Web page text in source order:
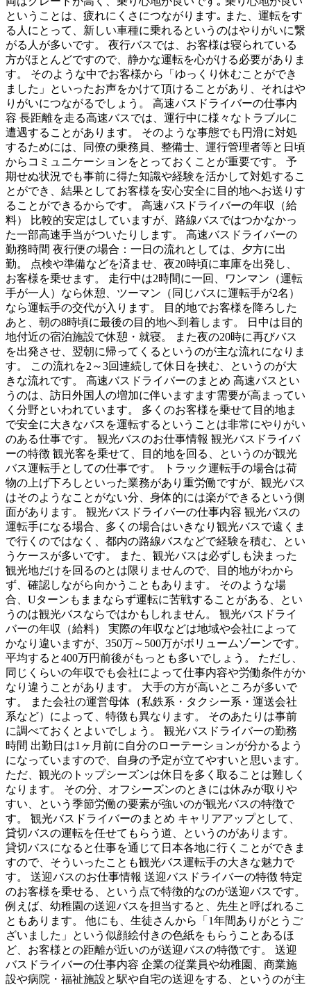
ということは、疲れにくさにつながります｡ また、運転をす
る人にとって、新しい車種に乗れるというのはやりがいに繋
がる人が多いです。 夜行バスでは、お客様は寝られている
方がほとんどですので、静かな運転を心がける必要がありま
す。 そのような中でお客様から「ゆっくり休むことができ
ました」といったお声をかけて頂けることがあり、それはや
りがいにつながるでしょう。 高速バスドライバーの仕事内
容 長距離を走る高速バスでは、運行中に様々なトラブルに
遭遇することがあります。 そのような事態でも円滑に対処
するためには、同僚の乗務員、整備士、運行管理者等と日頃
からコミュニケーションをとっておくことが重要です。 予
期せぬ状況でも事前に得た知識や経験を活かして対処するこ
とができ、結果としてお客様を安心安全に目的地へお送りす
ることができるからです。 高速バスドライバーの年収（給
料） 比較的安定はしていますが、路線バスではつかなかっ
た一部高速手当がついたりします。 高速バスドライバーの
勤務時間 夜行便の場合：一日の流れとしては、夕方に出
勤。 点検や準備などを済ませ、夜20時頃に車庫を出発し、
お客様を乗せます。 走行中は2時間に一回、ワンマン（運転
手が一人）なら休憩、ツーマン（同じバスに運転手が2名）
なら運転手の交代が入ります。 目的地でお客様を降ろした
あと、朝の8時頃に最後の目的地へ到着します。 日中は目的
地付近の宿泊施設で休憩・就寝。 また夜の20時に再びバス
を出発させ、翌朝に帰ってくるというのが主な流れになりま
す。 この流れを2～3回連続して休日を挟む、というのが大
きな流れです。 高速バスドライバーのまとめ 高速バスとい
うのは、訪日外国人の増加に伴いますます需要が高まってい
く分野といわれています。 多くのお客様を乗せて目的地ま
で安全に大きなバスを運転するということは非常にやりがい
のある仕事です。 観光バスのお仕事情報 観光バスドライバ
ーの特徴 観光客を乗せて、目的地を回る、というのが観光
バス運転手としての仕事です。 トラック運転手の場合は荷
物の上げ下ろしといった業務があり重労働ですが、観光バス
はそのようなことがない分、身体的には楽ができるという側
面があります。 観光バスドライバーの仕事内容 観光バスの
運転手になる場合、多くの場合はいきなり観光バスで遠くま
で行くのではなく、都内の路線バスなどで経験を積む、とい
うケースが多いです。 また、観光バスは必ずしも決まった
観光地だけを回るのとは限りませんので、目的地がわから
ず、確認しながら向かうこともあります。 そのような場
合、Uターンもままならず運転に苦戦することがある、とい
うのは観光バスならではかもしれません。 観光バスドライ
バーの年収（給料） 実際の年収などは地域や会社によって
かなり違いますが、350万～500万がボリュームゾーンです。
平均すると400万円前後がもっとも多いでしょう。 ただし、
同じくらいの年収でも会社によって仕事内容や労働条件がか
なり違うことがあります。 大手の方が高いところが多いで
す。 また会社の運営母体（私鉄系・タクシー系・運送会社
系など）によって、特徴も異なります。 そのあたりは事前
に調べておくとよいでしょう。 観光バスドライバーの勤務
時間 出勤日は1ヶ月前に自分のローテーションが分かるよう
になっていますので、自身の予定が立てやすいと思います。
ただ、観光のトップシーズンは休日を多く取ることは難しく
なります。 その分、オフシーズンのときには休みが取りや
すい、という季節労働の要素が強いのが観光バスの特徴で
す。 観光バスドライバーのまとめ キャリアアップとして、
貸切バスの運転を任せてもらう道、というのがあります。
貸切バスになると仕事を通じて日本各地に行くことができま
すので、そういったことも観光バス運転手の大きな魅力で
す。 送迎バスのお仕事情報 送迎バスドライバーの特徴 特定
のお客様を乗せる、という点で特徴的なのが送迎バスです。
例えば、幼稚園の送迎バスを担当すると、先生と呼ばれるこ
ともあります。 他にも、生徒さんから「1年間ありがとうご
ざいました」という似顔絵付きの色紙をもらうことあるほ
ど、お客様との距離が近いのが送迎バスの特徴です。 送迎
バスドライバーの仕事内容 企業の従業員や幼稚園、商業施
設や病院・福祉施設と駅や自宅の送迎をする、というのが主